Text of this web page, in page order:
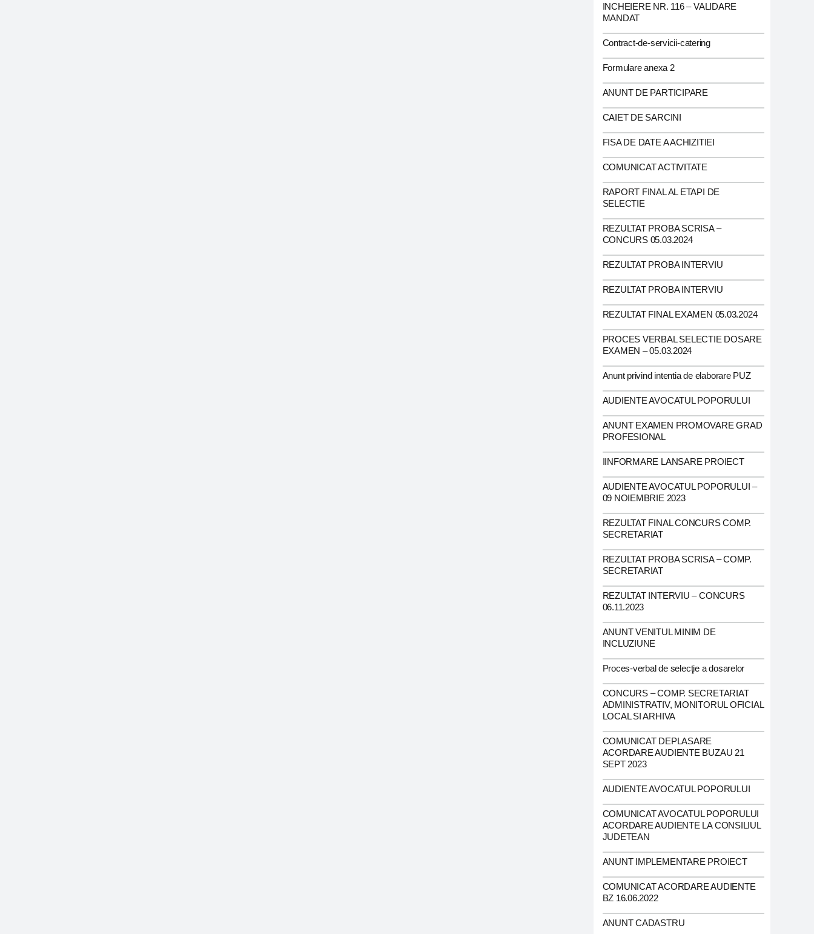
INCHEIERE NR. 116 – VALIDARE
MANDAT
Contract-de-servicii-catering
Formulare anexa 2
ANUNT DE PARTICIPARE
CAIET DE SARCINI
FISA DE DATE A ACHIZITIEI
COMUNICAT ACTIVITATE
RAPORT FINAL AL ETAPI DE
SELECTIE
REZULTAT PROBA SCRISA –
CONCURS 05.03.2024
REZULTAT PROBA INTERVIU
REZULTAT PROBA INTERVIU
REZULTAT FINAL EXAMEN 05.03.2024
PROCES VERBAL SELECTIE DOSARE
EXAMEN – 05.03.2024
Anunt privind intentia de elaborare PUZ
AUDIENTE AVOCATUL POPORULUI
ANUNT EXAMEN PROMOVARE GRAD
PROFESIONAL
IINFORMARE LANSARE PROIECT
AUDIENTE AVOCATUL POPORULUI –
09 NOIEMBRIE 2023
REZULTAT FINAL CONCURS COMP.
SECRETARIAT
REZULTAT PROBA SCRISA – COMP.
SECRETARIAT
REZULTAT INTERVIU – CONCURS
06.11.2023
ANUNT VENITUL MINIM DE
INCLUZIUNE
Proces-verbal de selecţie a dosarelor
CONCURS – COMP. SECRETARIAT
ADMINISTRATIV, MONITORUL OFICIAL
LOCAL SI ARHIVA
COMUNICAT DEPLASARE
ACORDARE AUDIENTE BUZAU 21
SEPT 2023
AUDIENTE AVOCATUL POPORULUI
COMUNICAT AVOCATUL POPORULUI
ACORDARE AUDIENTE LA CONSILIUL
JUDETEAN
ANUNT IMPLEMENTARE PROIECT
COMUNICAT ACORDARE AUDIENTE
BZ 16.06.2022
ANUNT CADASTRU